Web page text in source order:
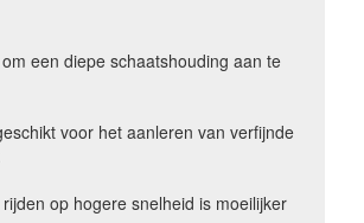
een diepe schaatshouding aan te
voor het aanleren van verfijnde
op hogere snelheid is moeilijker